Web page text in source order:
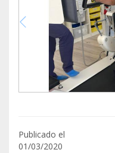
Publicado el
01/03/2020